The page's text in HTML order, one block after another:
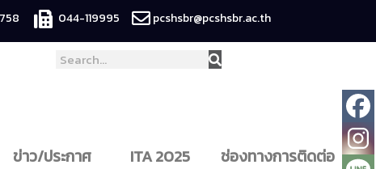
044-119995 pcshsbr@pcshsbr.ac.th
ข่าว/ประกาศ ITA 2025 ช่องทางการติดต่อ